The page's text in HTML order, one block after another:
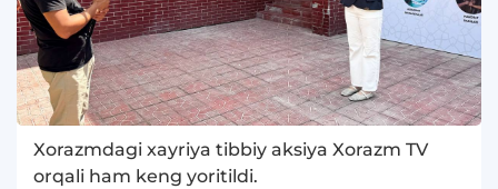
Xorazmdagi xayriya tibbiy aksiya Xorazm TV
orqali ham keng yoritildi.